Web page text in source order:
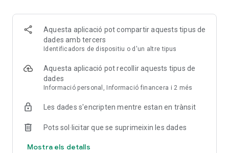
• Certificat processat immediatament
• Enviat al jutjat (on calgui)
• Lliurat correctament i a temps
Sense endevinalles. Sense retards.
Estalvia en assegurança
Després de completar el curs, pots:
• Reduir punts al teu expedient
• Evitar augments a llarg termini
• Més de 25 anys en el negoci
Aquesta aplicació pot compartir aquests tipus de
dades amb tercers
Identificadors de dispositiu o d'un altre tipus
Aquesta aplicació pot recollir aquests tipus de
dades
Informació personal, Informació financera i 2 més
Les dades s'encripten mentre estan en trànsit
Pots sol·licitar que se suprimeixin les dades
Mostra els detalls